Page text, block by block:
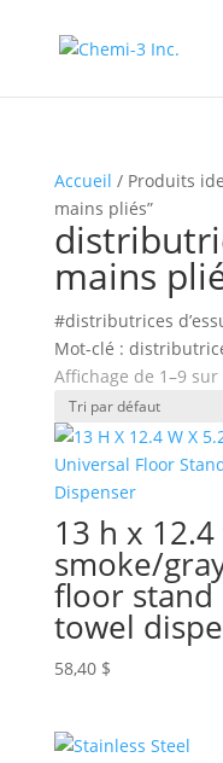
Accueil / Produits
mains pliés”
mains
#distributrices
Mot-clé :
Affichage de 1–9
13 h x 12.4
smoke/
floor
towel
58,40 $